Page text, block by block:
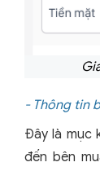
- Thông tin
Đây là mục
đến bên